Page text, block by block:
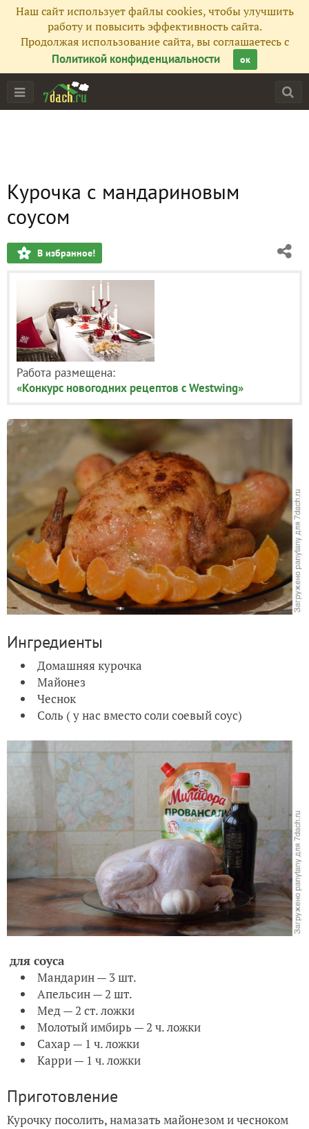
Наш сайт использует файлы cookies, чтобы улучшить
работу и повысить эффективность сайта.
Продолжая использование сайта, вы соглашаетесь с
Политикой конфиденциальности
ок
Курочка с мандариновым
соусом
В избранное!
Работа размещена:
«Конкурс новогодних рецептов с Westwing»
Ингредиенты
Домашняя курочка
Майонез
Чеснок
Соль ( у нас вместо соли соевый соус)
для соуса
Мандарин — 3 шт.
Апельсин — 2 шт.
Мед — 2 ст. ложки
Молотый имбирь — 2 ч. ложки
Сахар — 1 ч. ложки
Карри — 1 ч. ложки
Приготовление
Курочку посолить, намазать майонезом и чесноком